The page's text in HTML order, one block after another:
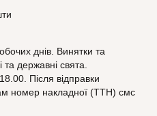
днів. Винятки та
державні свята.
Після відправки
номер накладної (ТТН) смс